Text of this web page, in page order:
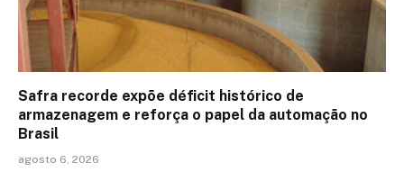
Safra recorde expõe déficit histórico de
armazenagem e reforça o papel da automação no
Brasil
agosto 6, 2026